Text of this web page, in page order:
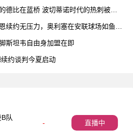
德比在蓝桥 波切蒂诺时代的热刺被低
续约无压力，奥利塞在安联球场如鱼得
斯坦韦自由身加盟在即
约谈判今夏启动
队
-
直播中